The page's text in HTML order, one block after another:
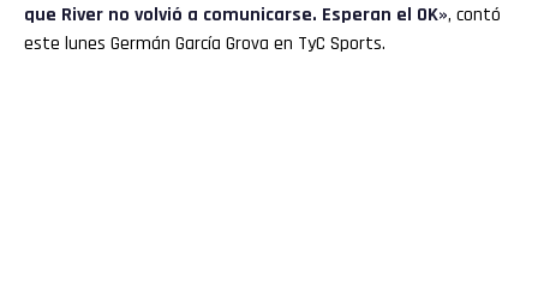
que River no volvió a comunicarse. Esperan el OK», contó
este lunes Germán García Grova en TyC Sports.